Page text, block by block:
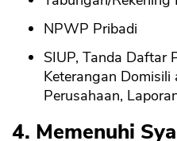
NPWP Pribadi
SIUP, Tanda Daftar
Keterangan
Perusahaan,
4. Memenuhi